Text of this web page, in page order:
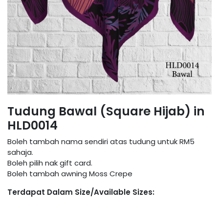
Tudung Bawal (Square Hijab) in
HLD0014
Boleh tambah nama sendiri atas tudung untuk RM5
sahaja.
Boleh pilih nak gift card.
Boleh tambah awning Moss Crepe
Terdapat Dalam Size/Available Sizes: